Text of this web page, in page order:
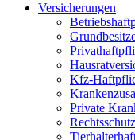
Versicherungen
Kfz-
Private